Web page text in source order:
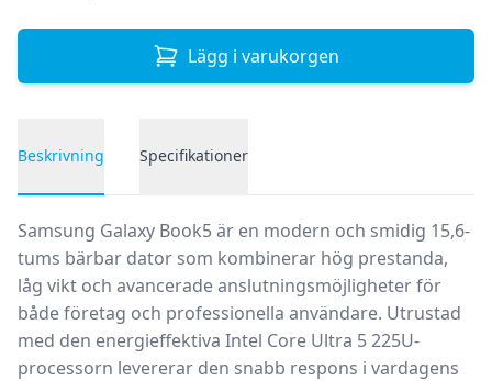
Lägg i varukorgen
Beskrivning Specifikationer
Samsung Galaxy Book5 är en modern och smidig 15,6-
tums bärbar dator som kombinerar hög prestanda,
låg vikt och avancerade anslutningsmöjligheter för
både företag och professionella användare. Utrustad
med den energieffektiva Intel Core Ultra 5 225U-
processorn levererar den snabb respons i vardagens